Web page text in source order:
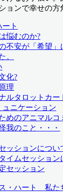
ョンで幸せの方
ト
悩むのか?
不安が「希望
。
化?
理
ルタロットカー
ュニケーション
めのアニマルコ
我のこと・・・
ッションについ
イムセッション
セッション
・ハート 私た